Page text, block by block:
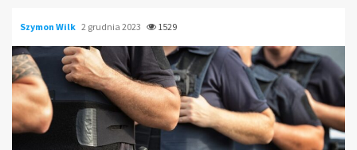
Szymon Wilk 2 grudnia 2023 1529